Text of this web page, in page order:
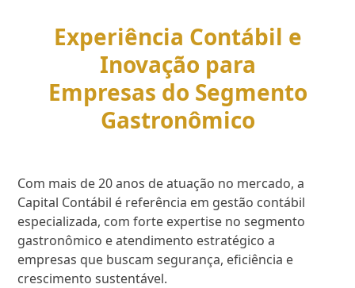
Experiência Contábil e
Inovação para
Empresas do Segmento
Gastronômico
Com mais de 20 anos de atuação no mercado, a
Capital Contábil é referência em gestão contábil
especializada, com forte expertise no segmento
gastronômico e atendimento estratégico a
empresas que buscam segurança, eficiência e
crescimento sustentável.